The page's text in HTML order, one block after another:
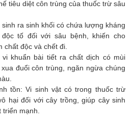
tiêu diệt côn trùng của thuốc trừ sâu
sinh ra sinh khối có chứa lượng kháng
tố đối với sâu bệnh, khiến cho
chất độc và chết đi.
vi khuẩn bài tiết ra chất dịch có mùi
đuổi côn trùng, ngăn ngừa chúng
tồn: Vi sinh vật có trong thuốc trừ
hại đối với cây trồng, giúp cây sinh
mạnh.